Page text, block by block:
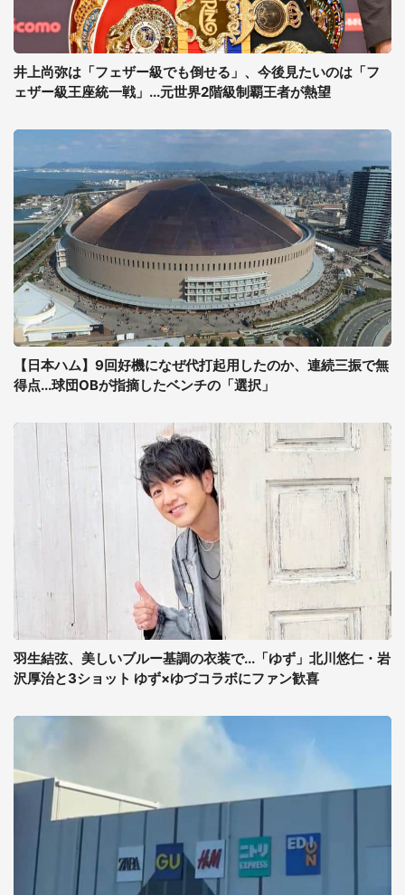
井上尚弥は「フェザー級でも倒せる」、今後見たいのは「フ
ェザー級王座統一戦」...元世界2階級制覇王者が熱望
【日本ハム】9回好機になぜ代打起用したのか、連続三振で無
得点...球団OBが指摘したベンチの「選択」
羽生結弦、美しいブルー基調の衣装で...「ゆず」北川悠仁・岩
沢厚治と3ショット ゆず×ゆづコラボにファン歓喜